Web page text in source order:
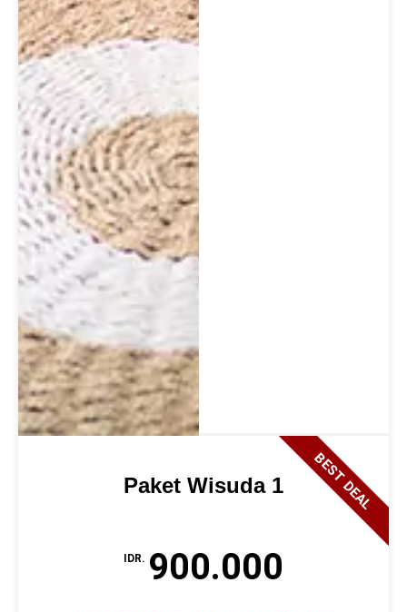
Paket Wisuda 1
IDR. 900.000
BEST DEAL